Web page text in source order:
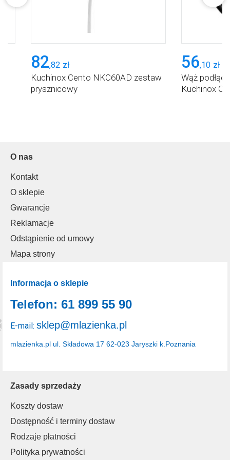
82,82 zł
Kuchinox Cento NKC60AD zestaw
prysznicowy
56,10 zł
Wąż
Kuchinox
O nas
Kontakt
O sklepie
Gwarancje
Reklamacje
Odstąpienie od umowy
Mapa strony
Zasady sprzedaży
Koszty dostaw
Dostępność i terminy dostaw
Rodzaje płatności
Polityka prywatności
Informacja o sklepie
mlazienka.pl ul. Składowa 17 62-023 Jaryszki k.Poznania
Telefon: 61 899 55 90
E-mail: sklep@mlazienka.pl